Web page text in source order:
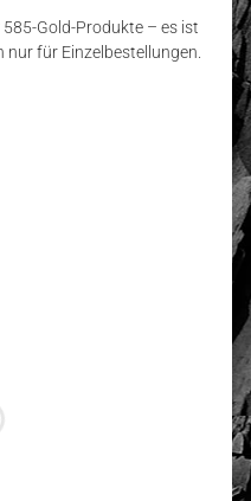
Gold-Produkte – es ist
nur für Einzelbestellungen.